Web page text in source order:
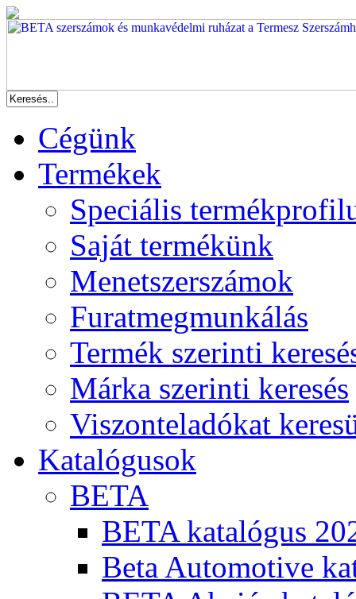
Cégünk
Termékek
Speciális
Saját termékünk
Menetszerszámok
Furatmegmunkálás
Termék szerinti
Márka szerinti keresés
Viszonteladókat
Katalógusok
BETA
BETA katalógus
Beta Automotive